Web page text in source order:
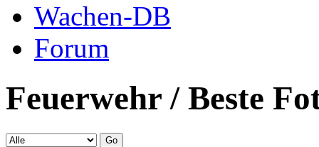
Wachen-DB
Forum
Feuerwehr / Beste